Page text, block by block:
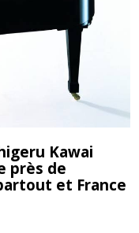
Kawai
près de
et France